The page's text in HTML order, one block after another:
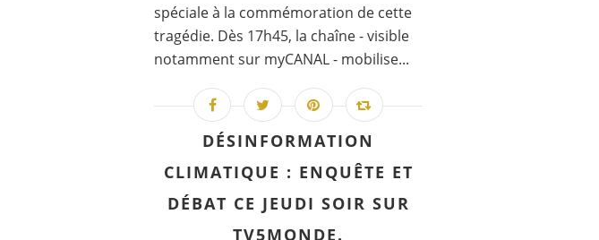
spéciale à la commémoration de cette
tragédie. Dès 17h45, la chaîne - visible
notamment sur myCANAL - mobilise...
DÉSINFORMATION
CLIMATIQUE : ENQUÊTE ET
DÉBAT CE JEUDI SOIR SUR
TV5MONDE.